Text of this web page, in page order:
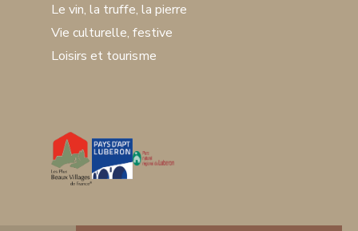
Le vin, la truffe, la pierre
Vie culturelle, festive
Loisirs et tourisme